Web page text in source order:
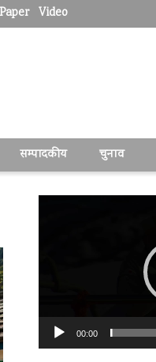
Video
सम्पादकीय चुनाव
00:00